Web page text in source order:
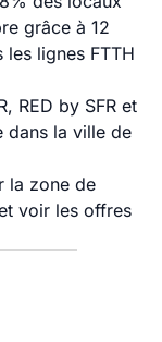
grâce à 12
lignes FTTH
RED by SFR et
dans la ville de
la zone de
voir les offres